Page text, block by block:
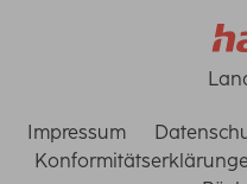
Impressum